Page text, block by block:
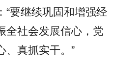
“要继续巩固和增强经
全社会发展信心，党
、真抓实干。”